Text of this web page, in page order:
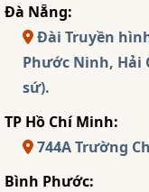
Đà Nẵng:
Đài Truyền
Phước Ninh, Hải
sứ).
TP Hồ Chí Minh:
744A Trường
Bình Phước: